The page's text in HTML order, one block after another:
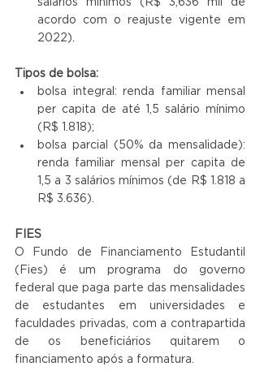
salários mínimos (R$ 3,636 mil de
acordo com o reajuste vigente em
2022).
Tipos de bolsa:
bolsa integral: renda familiar mensal
per capita de até 1,5 salário mínimo
(R$ 1.818);
bolsa parcial (50% da mensalidade):
renda familiar mensal per capita de
1,5 a 3 salários mínimos (de R$ 1.818 a
R$ 3.636).
FIES
O Fundo de Financiamento Estudantil
(Fies) é um programa do governo
federal que paga parte das mensalidades
de estudantes em universidades e
faculdades privadas, com a contrapartida
de os beneficiários quitarem o
financiamento após a formatura.